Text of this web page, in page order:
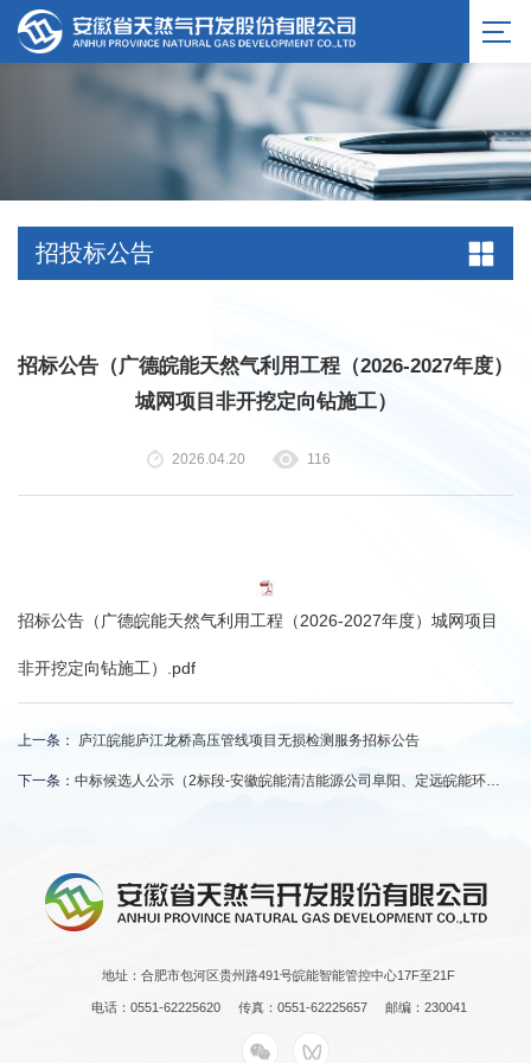
招投标公告
招标公告（广德皖能天然气利用工程（2026-2027年度）
城网项目非开挖定向钻施工）
2026.04.20 116
招标公告（广德皖能天然气利用工程（2026-2027年度）城网项目
非开挖定向钻施工）.pdf
上一条： 庐江皖能庐江龙桥高压管线项目无损检测服务招标公告
下一条： 中标候选人公示（2标段-安徽皖能清洁能源公司阜阳、定远皖能环保电厂生物质沼气资源化利用项目设备（三次）
地址：合肥市包河区贵州路491号皖能智能管控中心17F至21F
电话：0551-62225620 传真：0551-62225657 邮编：230041